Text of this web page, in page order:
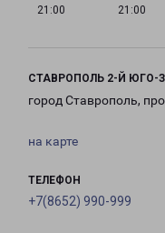
21:00
21:00
СТАВРОПОЛЬ 2-Й ЮГО-
город Ставрополь,
на карте
ТЕЛЕФОН
+7(8652) 990-999